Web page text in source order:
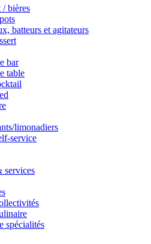
bières
batteurs et agitateurs
bar
table
limonadiers
service
services
spécialités